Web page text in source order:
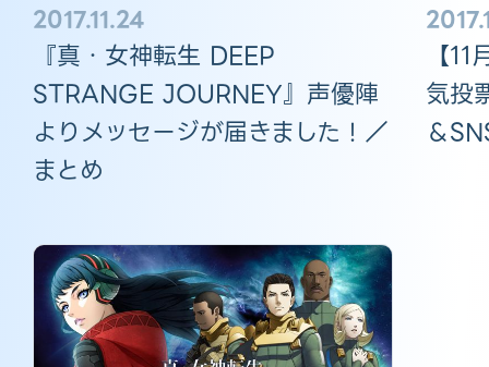
2017.11.24
『真・女神転生 DEEP
STRANGE JOURNEY』声優陣
よりメッセージが届きました！／
まとめ
【
気投
＆